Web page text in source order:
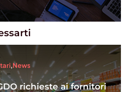
,News
richieste ai fornitori